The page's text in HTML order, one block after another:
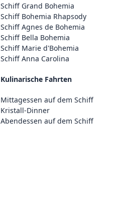
Schiff Grand Bohemia
Schiff Bohemia Rhapsody
Schiff Agnes de Bohemia
Schiff Bella Bohemia
Schiff Marie d'Bohemia
Schiff Anna Carolina
Kulinarische Fahrten
Mittagessen auf dem Schiff
Kristall-Dinner
Abendessen auf dem Schiff